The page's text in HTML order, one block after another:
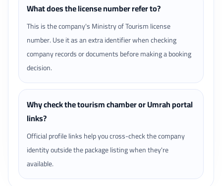
What does the license number refer to?
This is the company's Ministry of Tourism license
number. Use it as an extra identifier when checking
company records or documents before making a booking
decision.
Why check the tourism chamber or Umrah portal
links?
Official profile links help you cross-check the company
identity outside the package listing when they're
available.